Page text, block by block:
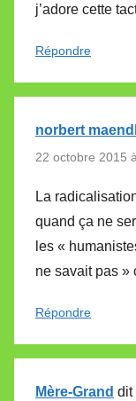
j’adore cette
Répondre
norbert
22 octobre 2015
La
quand ça ne
les «
ne savait pas »
Répondre
Mère-Grand dit